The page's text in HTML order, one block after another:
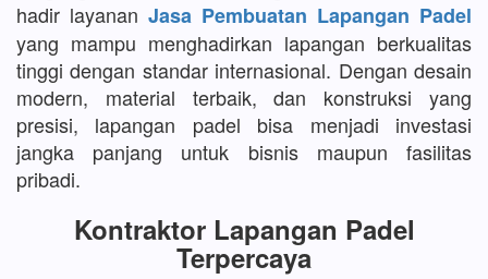
hadir layanan Jasa Pembuatan Lapangan Padel
yang mampu menghadirkan lapangan berkualitas
tinggi dengan standar internasional. Dengan desain
modern, material terbaik, dan konstruksi yang
presisi, lapangan padel bisa menjadi investasi
jangka panjang untuk bisnis maupun fasilitas
pribadi.
Kontraktor Lapangan Padel
Terpercaya